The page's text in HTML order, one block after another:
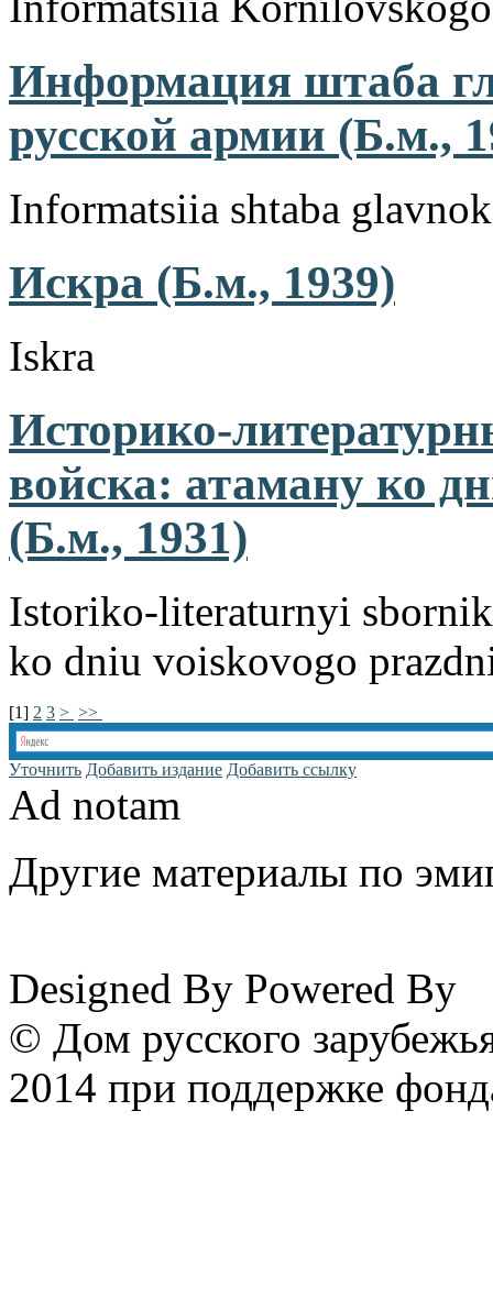
Информация штаба
русской армии (Б.м.,
Informatsiia shtaba
Искра (Б.м., 1939)
Iskra
Историко-
войска: атаману ко
(Б.м., 1931)
Istoriko-literaturnyi
ko dniu voiskovogo
[1] 2 3 > >>
Уточнить Добавить издание Добавить ссылку
Ad notam
Другие материалы по
Designed By Powered By
© Дом русского
2014 при поддержке